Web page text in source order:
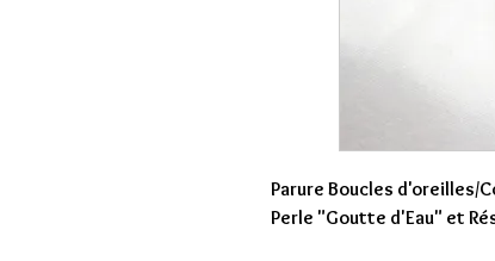
Parure Boucles d'oreilles/
Perle "Goutte d'Eau" et